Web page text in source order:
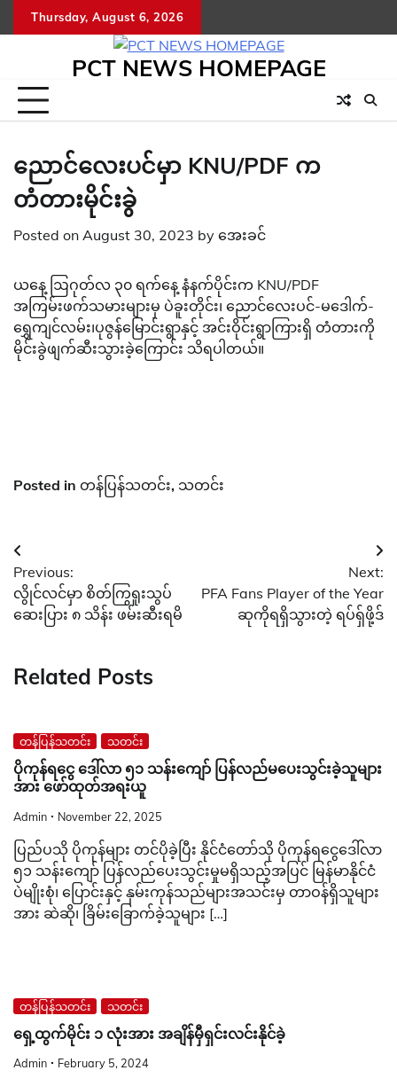
to
Thursday, August 6, 2026
PCT NEWS HOMEPAGE
ညောင်လေးပင်မှာ KNU/PDF က
တံတားမိုင်းခွဲ
Posted on August 30, 2023 by အေးခင်
ယနေ့ ဩဂုတ်လ ၃၀ ရက်နေ့ နံနက်ပိုင်းက KNU/PDF
အကြမ်းဖက်သမားများမှ ပဲခူးတိုင်း၊ ညောင်လေးပင်-မဒေါက်-
ရွှေကျင်လမ်း၊ပုဇွန်မြောင်းရွာနှင့် အင်းဝိုင်းရွာကြားရှိ တံတားကို
မိုင်းခွဲဖျက်ဆီးသွားခဲ့ကြောင်း သိရပါတယ်။
Posted in တန်ပြန်သတင်း, သတင်း
Post
navigation
Previous:
လွိုင်လင်မှာ စိတ်ကြွရူးသွပ်
ဆေးပြား ၈ သိန်း ဖမ်းဆီးရမိ
Next:
PFA Fans Player of the Year
ဆုကိုရရှိသွားတဲ့ ရပ်ရှ်ဖို့ဒ်
Related Posts
တန်ပြန်သတင်း သတင်း
ပိုကုန်ရငွေ ဒေါ်လာ ၅၁ သန်းကျော် ပြန်လည်မပေးသွင်းခဲ့သူများ
အား ဖော်ထုတ်အရးယူ
Admin November 22, 2025
ပြည်ပသို ပိုကုန်များ တင်ပိုခဲ့ပြီး နိုင်ငံတော်သို ပိုကုန်ရငွေဒေါ်လာ
၅၁ သန်းကျော် ပြန်လည်ပေးသွင်းမှုမရှိသည့်အပြင် မြန်မာနိုင်ငံ
ပဲမျိုးစုံ၊ ပြောင်းနှင့် နှမ်းကုန်သည်များအသင်းမှ တာဝန်ရှိသူများ
အား ဆဲဆို၊ ခြိမ်းခြောက်ခဲ့သူများ […]
တန်ပြန်သတင်း သတင်း
ရှေ့ထွက်မိုင်း ၁ လုံးအား အချိန်မှီရှင်းလင်းနိုင်ခဲ့
Admin February 5, 2024